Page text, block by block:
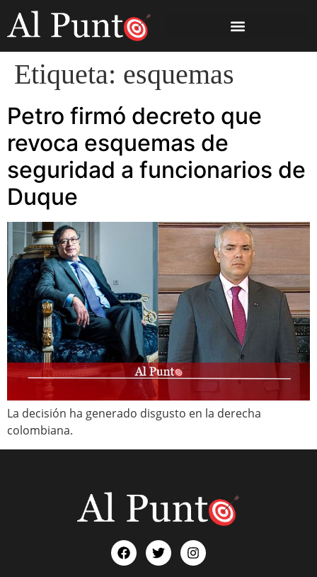
Etiqueta: esquemas
Petro firmó decreto que
revoca esquemas de
seguridad a funcionarios de
Duque
La decisión ha generado disgusto en la derecha
colombiana.